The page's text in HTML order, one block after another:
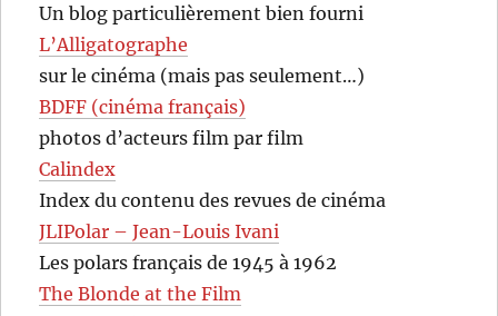
Un blog particulièrement bien fourni
L’Alligatographe
sur le cinéma (mais pas seulement…)
BDFF (cinéma français)
photos d’acteurs film par film
Calindex
Index du contenu des revues de cinéma
JLIPolar – Jean-Louis Ivani
Les polars français de 1945 à 1962
The Blonde at the Film